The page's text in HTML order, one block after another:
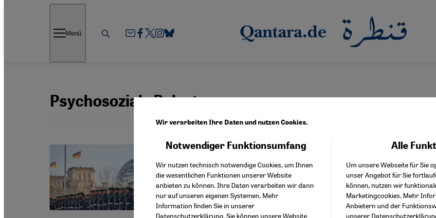
Menü
Psychosoziale Belastung
Erste Militärimame für die Truppe
Islam-Verbände fordern es seit mehr als zwanzig Jahren: Anfang 2026
Militärseelsorger für muslimische Soldatinnen und Soldaten
Wir verarbeiten Ihre Daten und nutzen Cookies.
Notwendiger Funktionsumfang
Wir nutzen technisch notwendige Cookies, um Ihnen
die wesentlichen Funktionen unserer Website
anbieten zu können. Ihre Daten verarbeiten wir dann
nur auf unseren eigenen Systemen. Mehr
Information finden Sie in unserer
Datenschutzerklärung. Sie können unsere Website
Alle
Um unsere Webseite für Sie
unser Angebot für Sie
können, nutzen wir
Marketingcookies. Mehr
Anbietern und der
unserer
Facebook Embed /
Twitter Embed
Instagram Embed
Youtube Embed
Google Maps Embed